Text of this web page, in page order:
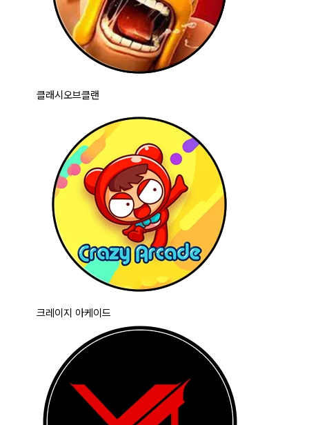
클래시오브클랜
크레이지 아케이드